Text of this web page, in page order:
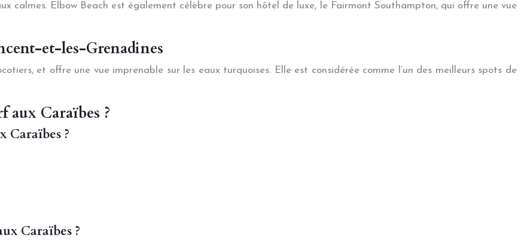
calmes. Elbow Beach est également célèbre pour son hôtel de luxe, le Fairmont Southampton, qui offre une vue
et-les-Grenadines
et offre une vue imprenable sur les eaux turquoises. Elle est considérée comme l’un des meilleurs spots de
aux Caraïbes ?
Caraïbes ?
Caraïbes ?